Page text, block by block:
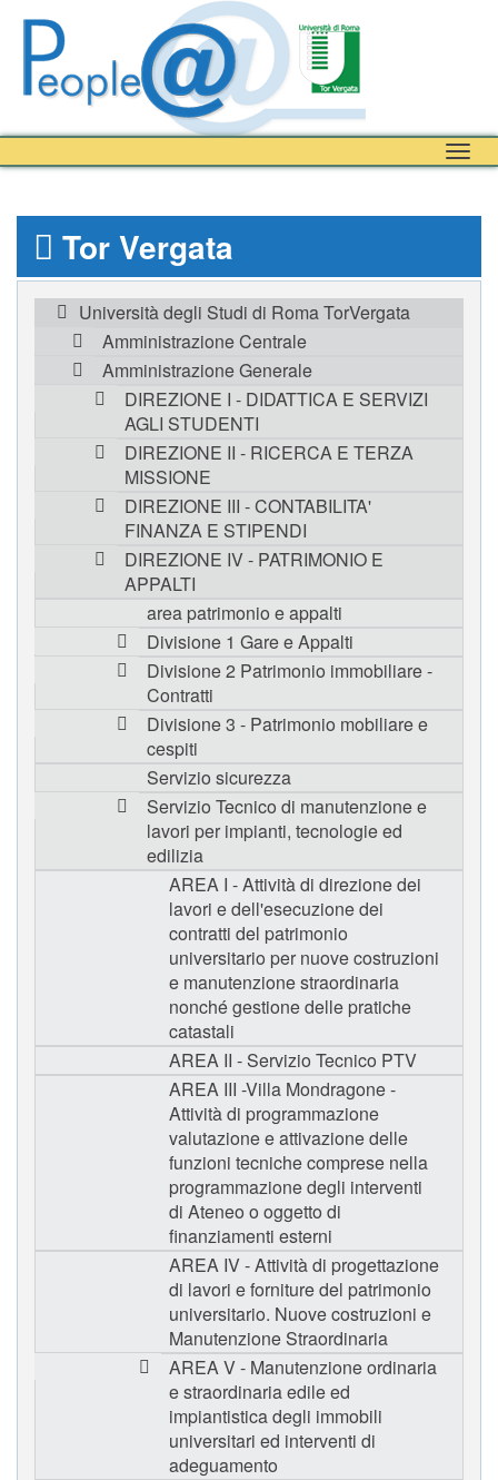
Tor Vergata
Università degli Studi di Roma TorVergata
Amministrazione Centrale
Amministrazione Generale
DIREZIONE I - DIDATTICA E SERVIZI
AGLI STUDENTI
DIREZIONE II - RICERCA E TERZA
MISSIONE
DIREZIONE III - CONTABILITA'
FINANZA E STIPENDI
DIREZIONE IV - PATRIMONIO E
APPALTI
area patrimonio e appalti
Divisione 1 Gare e Appalti
Divisione 2 Patrimonio immobiliare -
Contratti
Divisione 3 - Patrimonio mobiliare e
cespiti
Servizio sicurezza
Servizio Tecnico di manutenzione e
lavori per impianti, tecnologie ed
edilizia
AREA I - Attività di direzione dei
lavori e dell'esecuzione dei
contratti del patrimonio
universitario per nuove costruzioni
e manutenzione straordinaria
nonché gestione delle pratiche
catastali
AREA II - Servizio Tecnico PTV
AREA III -Villa Mondragone -
Attività di programmazione
valutazione e attivazione delle
funzioni tecniche comprese nella
programmazione degli interventi
di Ateneo o oggetto di
finanziamenti esterni
AREA IV - Attività di progettazione
di lavori e forniture del patrimonio
universitario. Nuove costruzioni e
Manutenzione Straordinaria
AREA V - Manutenzione ordinaria
e straordinaria edile ed
impiantistica degli immobili
universitari ed interventi di
adeguamento